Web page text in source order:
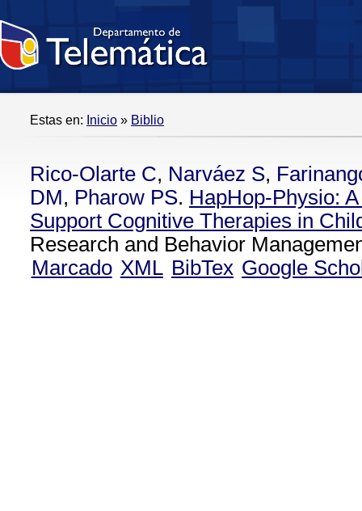
Estas en: Inicio » Biblio
Rico-Olarte C, Narváez S,
DM, Pharow PS. HapHop-Physio:
Support Cognitive Therapies in
Research and Behavior
Marcado XML BibTex Google